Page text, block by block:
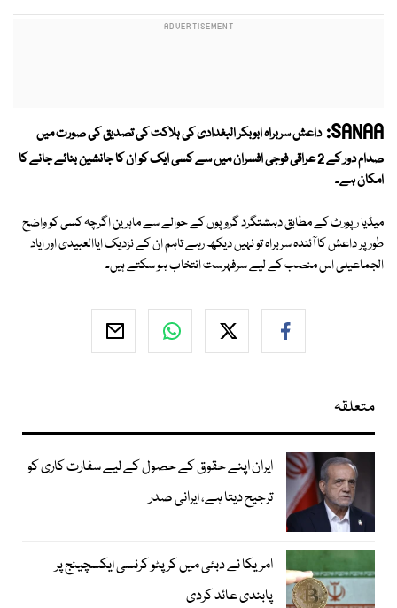
SANAA: داعش سربراہ ابوبکر البغدادی کی ہلاکت کی تصدیق کی صورت میں
صدام دور کے 2 عراقی فوجی افسران میں سے کسی ایک کو ان کا جانشین بنائے جانے کا
امکان ہے۔
میڈیا رپورٹ کے مطابق دہشتگرد گروپوں کے حوالے سے ماہرین اگرچہ کسی کو واضح
طور پر داعش کا آئندہ سربراہ تو نہیں دیکھ رہے تاہم ان کے نزدیک ایاالعبیدی اور ایاد
الجماعیلی اس منصب کے لیے سرفہرست انتخاب ہو سکتے ہیں۔
متعلقہ
ایران اپنے حقوق کے حصول کے لیے سفارت کاری کو
ترجیح دیتا ہے، ایرانی صدر
امریکا نے دبئی میں کرپٹو کرنسی ایکسچینج پر
پابندی عائد کردی